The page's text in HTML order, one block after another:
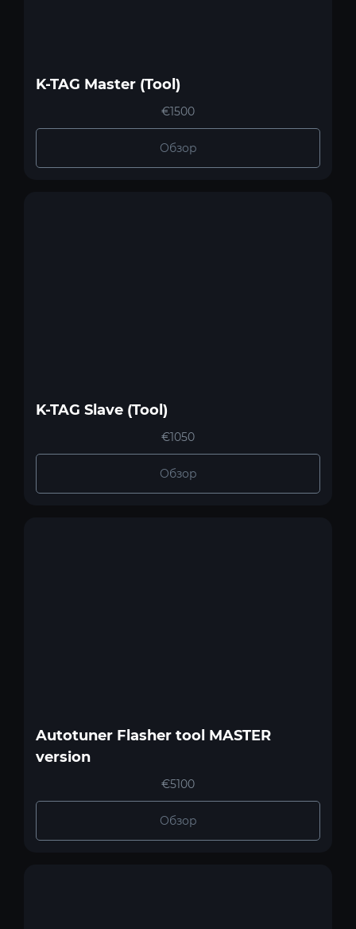
K-TAG Master (Tool)
€1500
Обзор
K-TAG Slave (Tool)
€1050
Обзор
Autotuner Flasher tool MASTER
version
€5100
Обзор